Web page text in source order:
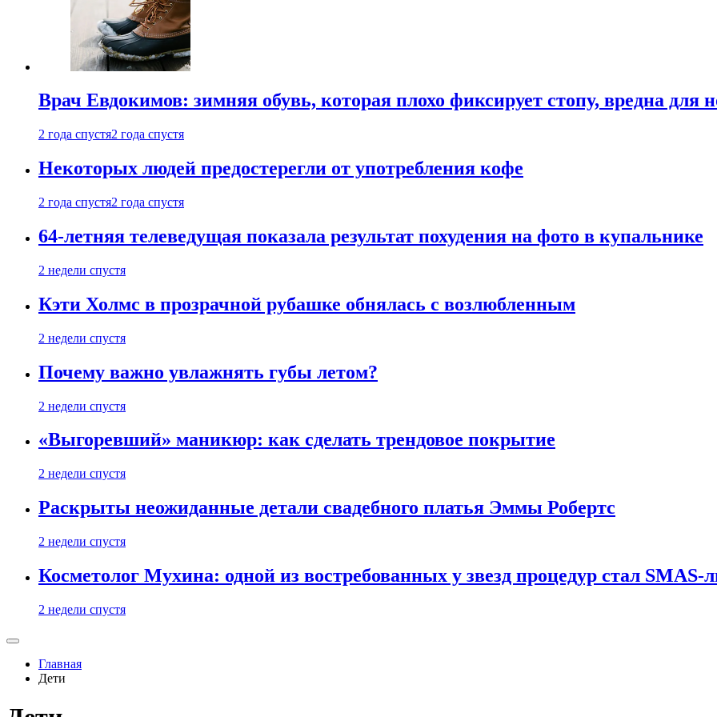
Врач Евдокимов: зимняя обувь, которая плохо фиксирует стопу, вредна для
2 года спустя2 года спустя
Некоторых людей предостерегли от употребления кофе
2 года спустя2 года спустя
64-летняя телеведущая показала результат похудения на фото в купальнике
2 недели спустя
Кэти Холмс в прозрачной рубашке обнялась с возлюбленным
2 недели спустя
Почему важно увлажнять губы летом?
2 недели спустя
«Выгоревший» маникюр: как сделать трендовое покрытие
2 недели спустя
Раскрыты неожиданные детали свадебного платья Эммы Робертс
2 недели спустя
Косметолог Мухина: одной из востребованных у звезд процедур стал SMAS-
2 недели спустя
Главная
Дети